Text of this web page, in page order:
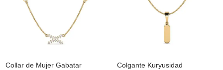
Collar de Mujer Gabatar Colgante Kuryusidad